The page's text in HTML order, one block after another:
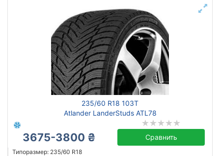
235/60 R18 103T
Atlander LanderStuds ATL78
3675-3800 ₴ Сравнить
Типоразмер: 235/60 R18